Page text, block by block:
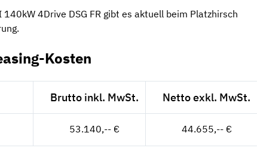
140kW 4Drive DSG FR gibt es aktuell beim Platzhirsch
Kosten
Brutto inkl. MwSt. Netto exkl. MwSt.
53.140,-- € 44.655,-- €